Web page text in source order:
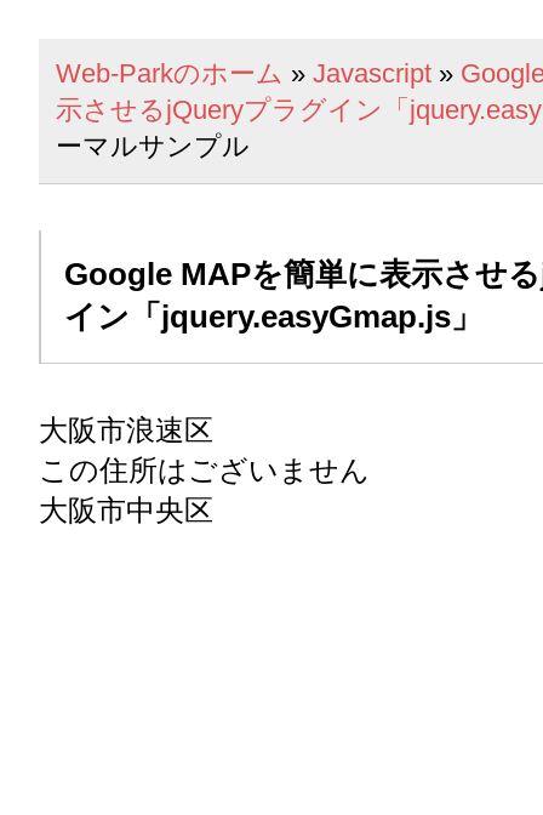
Web-Parkのホーム » Javascript »
示させるjQueryプラグイン「
ーマルサンプル
Google MAPを簡単に表示させ
イン「jquery.easyGmap.js」
大阪市浪速区
この住所はございません
大阪市中央区